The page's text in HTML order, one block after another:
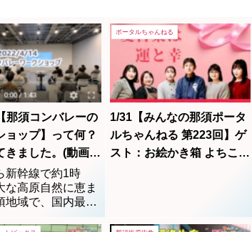
那須コンバレーの
ョップ】って何？
きました。(動画よ
読んで！）
新幹線で約1時
な高原自然に恵ま
地域で、国内最大
グラボ(生活空間）
ポータルちゃんねる
1/31【みんなの那須ポータ
ルちゃんねる 第223回】ゲ
スト：お絵かき箱 よちこ、